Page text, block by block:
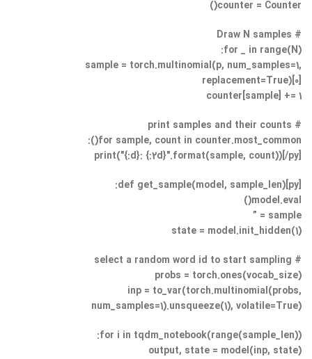
counter = Counter()
# Draw N samples
for _ in range(N):
sample = torch.multinomial(p, num_samples=1,
replacement=True)[0]
counter[sample] += 1
# print samples and their counts
for sample, count in counter.most_common():
print("{:d}: {:2d}".format(sample, count))[/py]
[py]def get_sample(model, sample_len):
model.eval()
sample = ”
state = model.init_hidden(1)
# select a random word id to start sampling
probs = torch.ones(vocab_size)
inp = to_var(torch.multinomial(probs,
num_samples=1).unsqueeze(1), volatile=True)
for i in tqdm_notebook(range(sample_len)):
output, state = model(inp, state)